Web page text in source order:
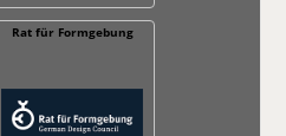
Rat für Formgebung